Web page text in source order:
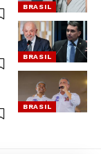
BRASIL
BRASIL
BRASIL